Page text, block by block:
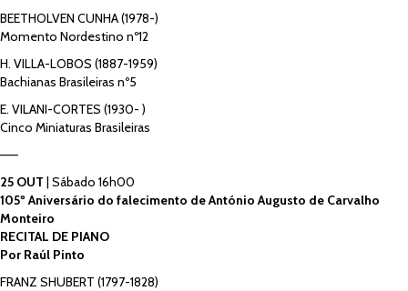
BEETHOLVEN CUNHA (1978-)
Momento Nordestino nº12
H. VILLA-LOBOS (1887-1959)
Bachianas Brasileiras nº5
E. VILANI-CORTES (1930- )
Cinco Miniaturas Brasileiras
——
25 OUT | Sábado 16h00
105º Aniversário do falecimento de António Augusto de Carvalho
Monteiro
RECITAL DE PIANO
Por Raúl Pinto
FRANZ SHUBERT (1797-1828)